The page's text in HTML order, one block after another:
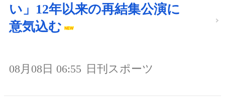
い」12年以来の再結集公演に
意気込む
08月08日 06:55 日刊スポーツ